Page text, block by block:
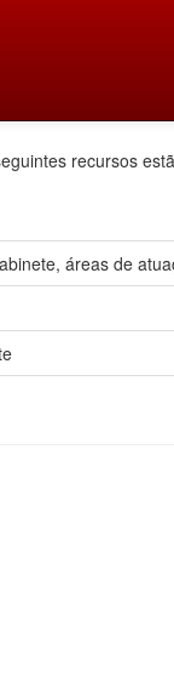
recursos
áreas de